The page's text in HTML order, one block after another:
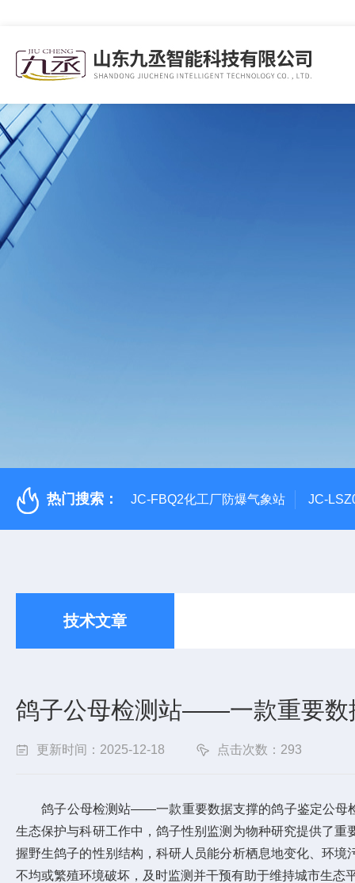
热门搜索： JC-FBQ2化工厂防爆气象站 JC-
技术文章
鸽子公母检测站——一款重要数
更新时间：2025-12-18 点击次数：293
鸽子公母检测站——一款重要数据支撑的鸽子鉴定公母检
生态保护与科研工作中，鸽子性别监测为物种研究提供了
握野生鸽子的性别结构，科研人员能分析栖息地变化、环
不均或繁殖环境破坏，及时监测并干预有助于维持城市生态